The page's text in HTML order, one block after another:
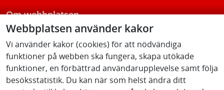
Webbplatsen använder kakor
Vi använder kakor (cookies) för att nödvändiga
funktioner på webben ska fungera, skapa utökade
funktioner, en förbättrad användarupplevelse samt följa
besöksstatistik. Du kan när som helst ändra ditt
Om webbplatsen
Tillgänglighetsredogörelse
Följ oss